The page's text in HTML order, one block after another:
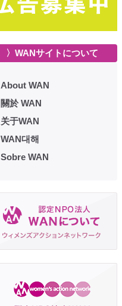
〉WANサイトについて
About WAN
關於 WAN
关于WAN
WAN대해
Sobre WAN